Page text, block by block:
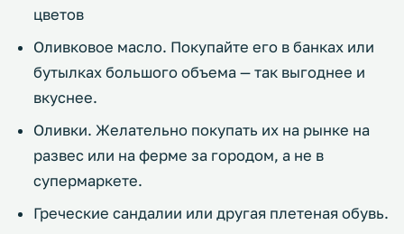
цветов
Оливковое масло. Покупайте его в банках или
бутылках большого объема — так выгоднее и
вкуснее.
Оливки. Желательно покупать их на рынке на
развес или на ферме за городом, а не в
супермаркете.
Греческие сандалии или другая плетеная обувь.